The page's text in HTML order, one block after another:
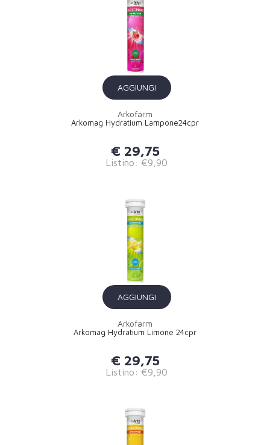
AGGIUNGI
Arkofarm
Arkomag Hydratium Lampone24cpr
€ 29,75
Listino: €9,90
AGGIUNGI
Arkofarm
Arkomag Hydratium Limone 24cpr
€ 29,75
Listino: €9,90